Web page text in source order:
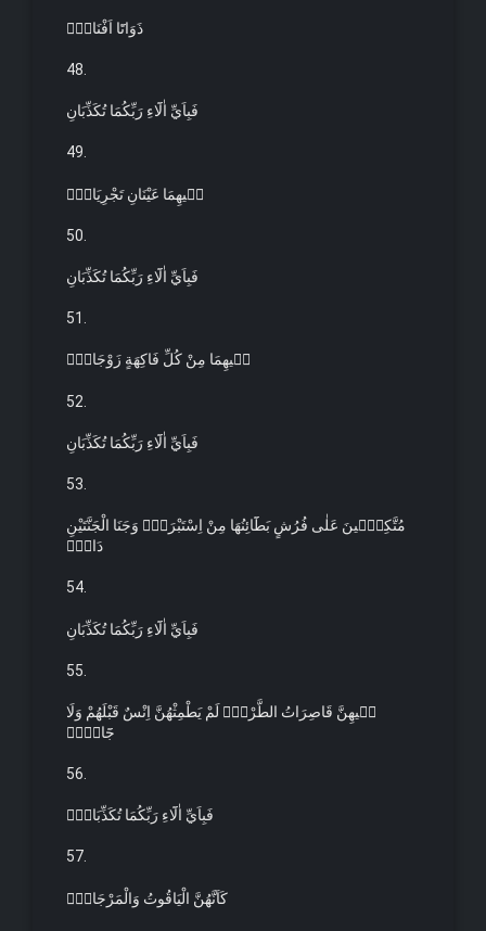
ذَوَاتَٓا اَفْنَانٍۚ
48.
فَبِاَيِّ اٰلَٓاءِ رَبِّكُمَا تُكَذِّبَانِ
49.
ف۪يهِمَا عَيْنَانِ تَجْرِيَانِۚ
50.
فَبِاَيِّ اٰلَٓاءِ رَبِّكُمَا تُكَذِّبَانِ
51.
ف۪يهِمَا مِنْ كُلِّ فَاكِهَةٍ زَوْجَانِۚ
52.
فَبِاَيِّ اٰلَٓاءِ رَبِّكُمَا تُكَذِّبَانِ
53.
مُتَّكِـ۪ٔينَ عَلٰى فُرُشٍ بَطَٓائِنُهَا مِنْ اِسْتَبْرَقٍۜ وَجَنَا الْجَنَّتَيْنِ
دَانٍۚ
54.
فَبِاَيِّ اٰلَٓاءِ رَبِّكُمَا تُكَذِّبَانِ
55.
ف۪يهِنَّ قَاصِرَاتُ الطَّرْفِۙ لَمْ يَطْمِثْهُنَّ اِنْسٌ قَبْلَهُمْ وَلَا
جَٓانٌّۚ
56.
فَبِاَيِّ اٰلَٓاءِ رَبِّكُمَا تُكَذِّبَانِۚ
57.
كَاَنَّهُنَّ الْيَاقُوتُ وَالْمَرْجَانُۚ